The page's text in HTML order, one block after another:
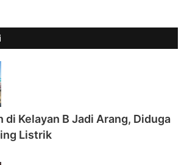
di Kelayan B Jadi Arang, Diduga
Listrik